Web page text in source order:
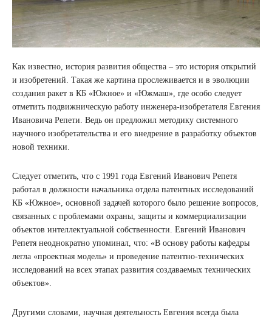
Как известно, история развития общества – это история открытий
и изобретений. Такая же картина прослеживается и в эволюции
создания ракет в КБ «Южное» и «Южмаш», где особо следует
отметить подвижническую работу инженера-изобретателя Евгения
Ивановича Репети. Ведь он предложил методику системного
научного изобретательства и его внедрение в разработку объектов
новой техники.
Следует отметить, что с 1991 года Евгений Иванович Репетя
работал в должности начальника отдела патентных исследований
КБ «Южное», основной задачей которого было решение вопросов,
связанных с проблемами охраны, защиты и коммерциализации
объектов интеллектуальной собственности. Евгений Иванович
Репетя неоднократно упоминал, что: «В основу работы кафедры
легла «проектная модель» и проведение патентно-технических
исследований на всех этапах развития создаваемых технических
объектов».
Другими словами, научная деятельность Евгения всегда была